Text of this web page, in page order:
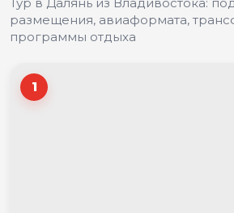
размещения, авиаформата,
программы отдыха
1